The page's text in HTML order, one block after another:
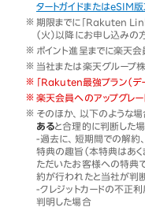
タートガイドまたはeSIM版
期限までに「Rakuten
（火）以降にお申し込みの
ポイント進呈までに楽天会
当社または楽天グループ
「Rakuten最強プラン（デ
楽天会員へのアップグレ
そのほか、以下のような
あると合理的に判断した
-過去に、短期間での解約
特典の趣旨（本特典はあ
ただいたお客様への特典
約が行われたと当社が判
-クレジットカードの不正
判明した場合